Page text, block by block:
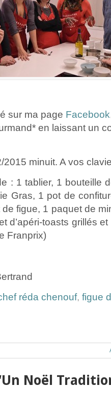
sur ma page Facebook
en laissant un
2015 minuit. A vos
: 1 tablier, 1 bouteille
Gras, 1 pot de
figue, 1 paquet de
d’apéri-toasts grillés et
Franprix)
réda chenouf, figue
Noël